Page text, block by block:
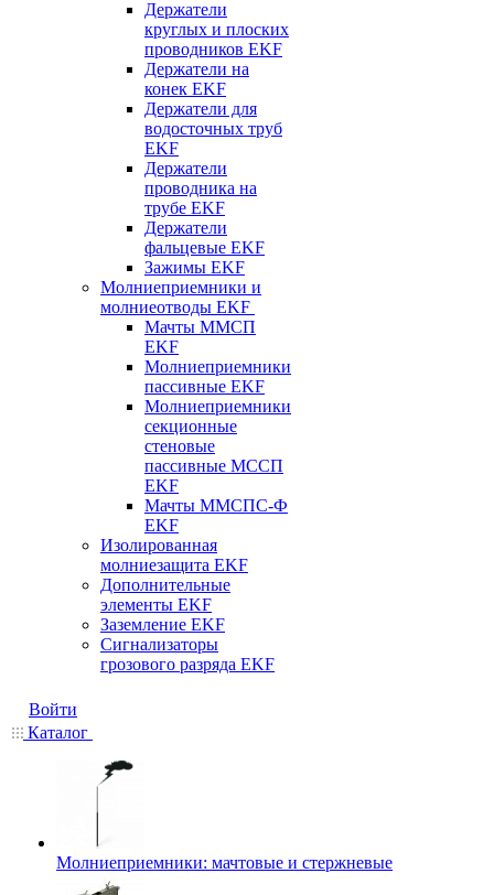
Держатели
круглых и плоских
проводников EKF
Держатели на
конек EKF
Держатели для
водосточных труб
EKF
Держатели
проводника на
трубе EKF
Держатели
фальцевые EKF
Зажимы EKF
Молниеприемники и
молниеотводы EKF
Мачты ММСП
EKF
Молниеприемники
пассивные EKF
Молниеприемники
секционные
стеновые
пассивные МССП
EKF
Мачты ММСПС-Ф
EKF
Изолированная
молниезащита EKF
Дополнительные
элементы EKF
Заземление EKF
Сигнализаторы
грозового разряда EKF
Войти
Каталог
Молниеприемники: мачтовые и стержневые